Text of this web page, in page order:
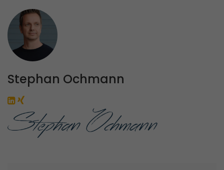
Stephan Ochmann